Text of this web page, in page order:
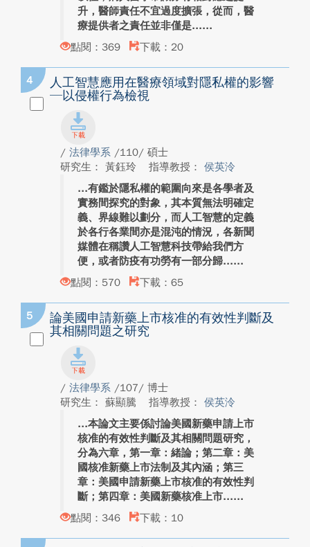
升，醫師責任不宜過度擴張，從而，醫
療提供者之責任並非僅是...
點閱：369
下載：20
4
人工智慧應用在醫療領域對隱私權的影響
─以侵權行為檢視
/ 法律學系 /110/ 碩士
研究生： 黃鈺玲
指導教授： 侯英泠
有鑑於隱私權的範圍向來是各學者及
實務間探究的對象，其本質無法明確定
義、界線難以劃分，而人工智慧的定義
於各行各業間亦是混沌的情況，各新聞
媒體在稱讚人工智慧科技帶給我們方
便，或者防疫有功勞有一部分歸...
點閱：570
下載：65
5
論美國申請新藥上市核准的有效性判斷及
其相關問題之研究
/ 法律學系 /107/ 博士
研究生： 蘇顯騰
指導教授： 侯英泠
本論文主要係討論美國新藥申請上市
核准的有效性判斷及其相關問題研究，
分為六章，第一章：緒論；第二章：美
國核准新藥上市法制及其內涵；第三
章：美國申請新藥上市核准的有效性判
斷；第四章：美國新藥核准上市...
點閱：346
下載：10